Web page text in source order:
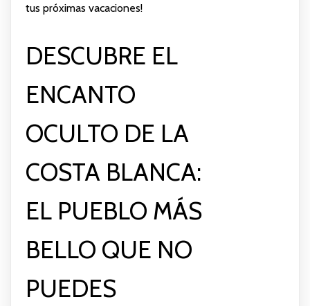
tus próximas vacaciones!
DESCUBRE EL
ENCANTO
OCULTO DE LA
COSTA BLANCA:
EL PUEBLO MÁS
BELLO QUE NO
PUEDES